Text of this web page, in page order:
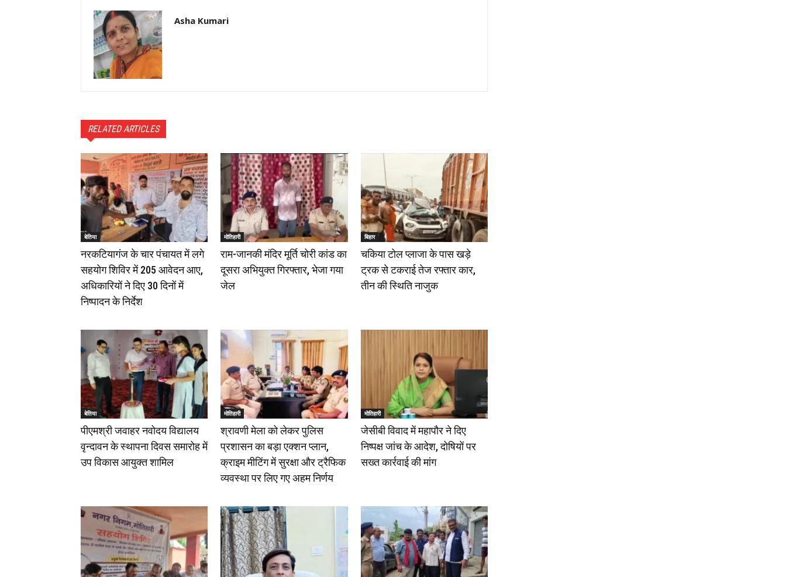
Asha Kumari
RELATED ARTICLES
बेतिया
नरकटियागंज के चार पंचायत में लगे
सहयोग शिविर में 205 आवेदन आए,
अधिकारियों ने दिए 30 दिनों में
निष्पादन के निर्देश
मोतिहारी
राम-जानकी मंदिर मूर्ति चोरी कांड का
दूसरा अभियुक्त गिरफ्तार, भेजा गया
जेल
बिहार
चकिया टोल प्लाजा के पास खड़े
ट्रक से टकराई तेज रफ्तार कार,
तीन की स्थिति नाजुक
बेतिया
पीएमश्री जवाहर नवोदय विद्यालय
वृन्दावन के स्थापना दिवस समारोह में
उप विकास आयुक्त शामिल
मोतिहारी
श्रावणी मेला को लेकर पुलिस
प्रशासन का बड़ा एक्शन प्लान,
क्राइम मीटिंग में सुरक्षा और ट्रैफिक
व्यवस्था पर लिए गए अहम निर्णय
मोतिहारी
जेसीबी विवाद में महापौर ने दिए
निष्पक्ष जांच के आदेश, दोषियों पर
सख्त कार्रवाई की मांग